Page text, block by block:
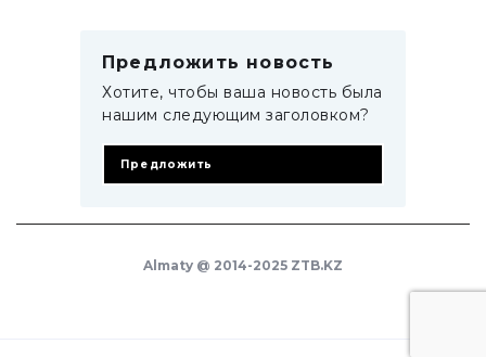
Предложить новость
Хотите, чтобы ваша новость была
нашим следующим заголовком?
Предложить
Almaty @ 2014-2025 ZTB.KZ